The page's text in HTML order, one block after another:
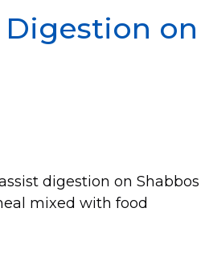
on
digestion on Shabbos
mixed with food